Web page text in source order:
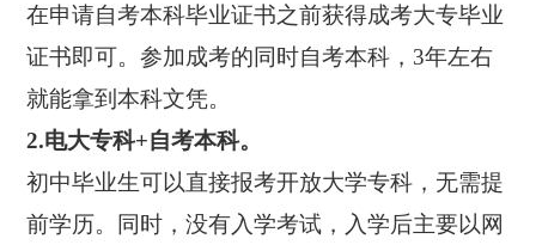
在申请自考本科毕业证书之前获得成考大专毕业
证书即可。参加成考的同时自考本科，3年左右
就能拿到本科文凭。
2.电大专科+自考本科。
初中毕业生可以直接报考开放大学专科，无需提
前学历。同时，没有入学考试，入学后主要以网